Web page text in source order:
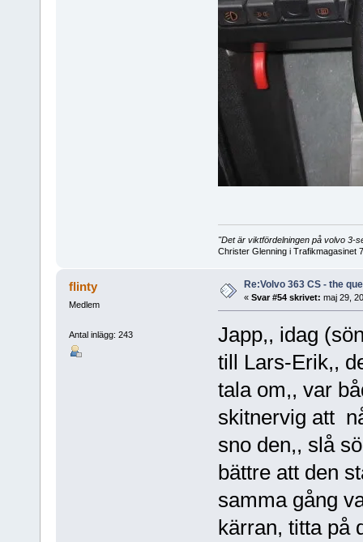
"Det är viktfördelningen på volvo 3-
Christer Glenning i Trafikmagasinet
flinty
Medlem
Antal inlägg: 243
Re:Volvo 363 CS - the
« Svar #54 skrivet: maj 29,
Japp,, idag
till Lars-Erik,,
tala om,, var
skitnervig att
sno den,, slå
bättre att den
samma gång
kärran, titta på